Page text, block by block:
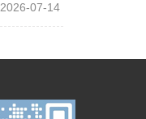
2026-07-14